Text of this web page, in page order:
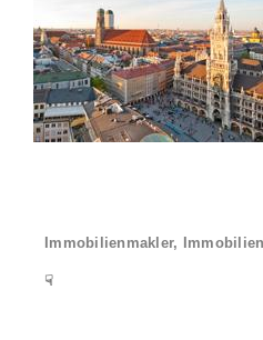
Immobilienmakler,
☟